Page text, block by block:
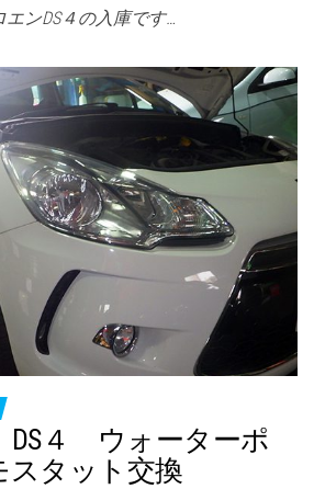
ンDS４の入庫です…
４ ウォーターポ
スタット交換